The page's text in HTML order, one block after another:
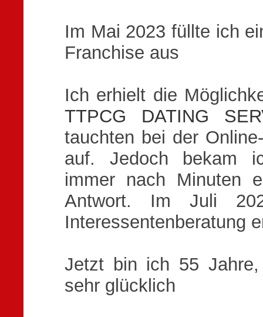
Im Mai 2023 füllte ich
Franchise aus
Ich erhielt die
TTPCG DATING
tauchten bei der
auf. Jedoch bekam
immer nach Minuten
Antwort. Im Juli
Interessentenberatung
Jetzt bin ich 55
sehr glücklich